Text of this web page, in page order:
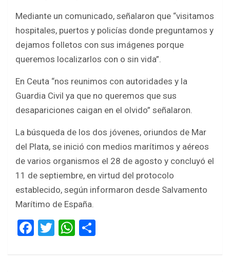
Mediante un comunicado, señalaron que “visitamos
hospitales, puertos y policías donde preguntamos y
dejamos folletos con sus imágenes porque
queremos localizarlos con o sin vida”.
En Ceuta “nos reunimos con autoridades y la
Guardia Civil ya que no queremos que sus
desapariciones caigan en el olvido” señalaron.
La búsqueda de los dos jóvenes, oriundos de Mar
del Plata, se inició con medios marítimos y aéreos
de varios organismos el 28 de agosto y concluyó el
11 de septiembre, en virtud del protocolo
establecido, según informaron desde Salvamento
Marítimo de España.
F
ce
T
tt
W
at ar